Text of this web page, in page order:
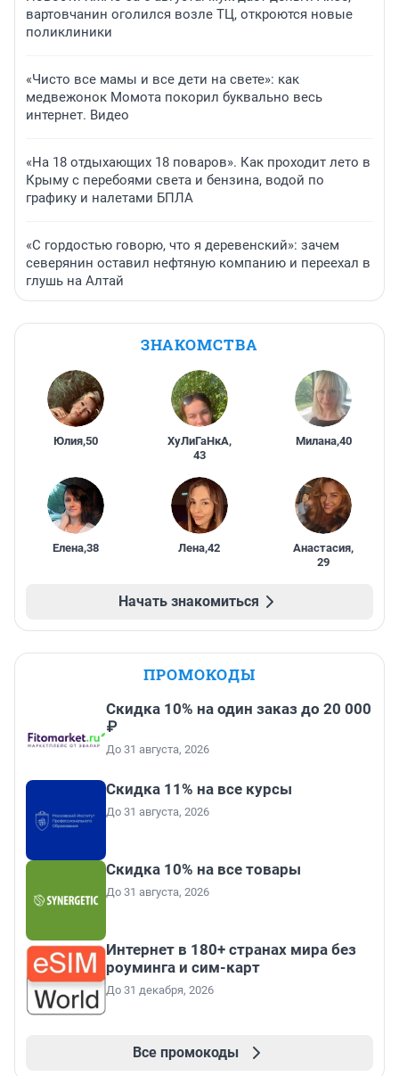
вартовчанин оголился возле ТЦ, откроются новые
поликлиники
«Чисто все мамы и все дети на свете»: как
медвежонок Момота покорил буквально весь
интернет. Видео
«На 18 отдыхающих 18 поваров». Как проходит лето в
Крыму с перебоями света и бензина, водой по
графику и налетами БПЛА
«С гордостью говорю, что я деревенский»: зачем
северянин оставил нефтяную компанию и переехал в
глушь на Алтай
ЗНАКОМСТВА
Юлия,50 ХуЛиГаНкА,
43
Милана,40
Елена,38 Лена,42 Анастасия,
29
Начать знакомиться
ПРОМОКОДЫ
Скидка 10% на один заказ до 20 000
₽
До 31 августа, 2026
Скидка 11% на все курсы
До 31 августа, 2026
Скидка 10% на все товары
До 31 августа, 2026
Интернет в 180+ странах мира без
роуминга и сим-карт
До 31 декабря, 2026
Все промокоды